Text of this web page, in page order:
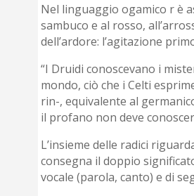
Nel linguaggio ogamico r è
sambuco e al rosso,
dell’ardore: l’agitazione
“I Druidi conoscevano i
mondo, ciò che i Celti
rin-, equivalente al
il profano non deve
L’insieme delle radici
consegna il doppio
vocale (parola, canto) e di